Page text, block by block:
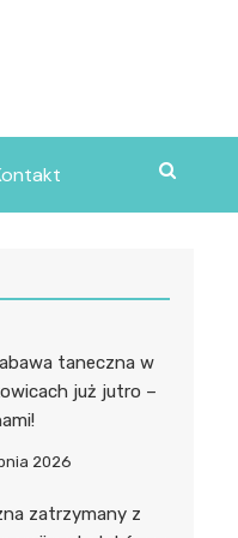
taneczna w
już jutro –
2026
zatrzymany z